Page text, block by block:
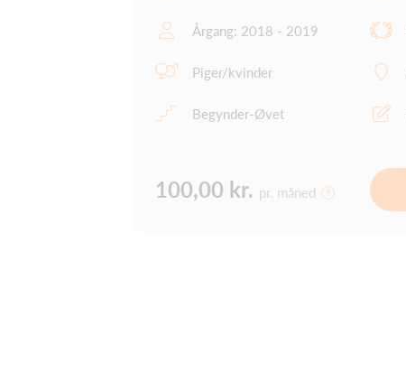
Årgang: 2018 - 2019
Piger/kvinder
Begynder-Øvet
100,00 kr. pr. måned